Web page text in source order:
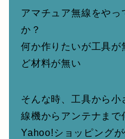
アマチュア無線をや
か？
何か作りたいが工具が
ど材料が無い
そんな時、工具から
線機からアンテナまで
Yahoo!ショッピングが